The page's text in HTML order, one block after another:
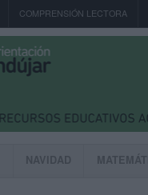
COMPRENSIÓN LECTORA
NAVIDAD